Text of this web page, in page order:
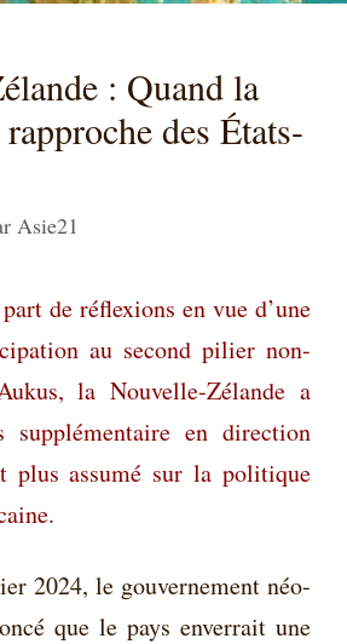
: Quand la
des États-
Asie21
de réflexions en vue d’une
au second pilier non-
la Nouvelle-Zélande a
supplémentaire en direction
plus assumé sur la politique
2024, le gouvernement néo-
que le pays enverrait une